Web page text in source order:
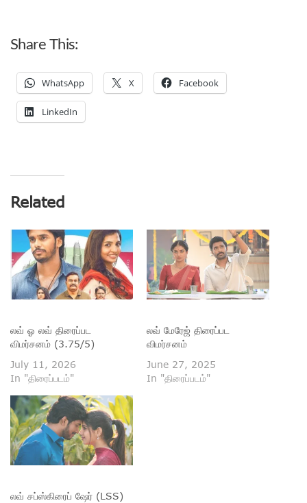
Share This:
WhatsApp X Facebook
LinkedIn
Related
லவ் ஓ லவ் திரைப்பட
விமர்சனம் (3.75/5)
July 11, 2026
In "திரைப்படம்"
லவ் மேரேஜ் திரைப்பட
விமர்சனம்
June 27, 2025
In "திரைப்படம்"
லவ் சப்ஸ்கிரைப் ஷேர் (LSS)